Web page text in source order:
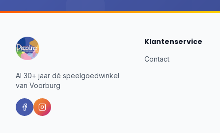
Al 30+ jaar dé speelgoedwinkel
van Voorburg
Klantenservice
Contact